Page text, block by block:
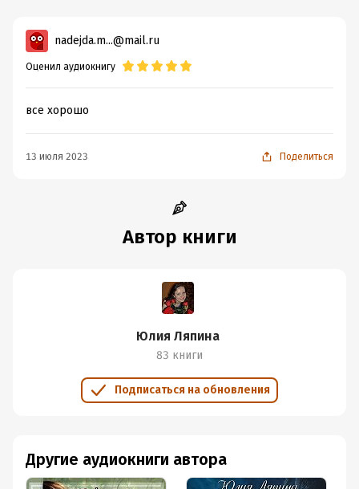
nadejda.m...@mail.ru
Оценил аудиокнигу
все хорошо
13 июля 2023 Поделиться
Автор книги
Юлия Ляпина
83 книги
Подписаться на обновления
Другие аудиокниги автора